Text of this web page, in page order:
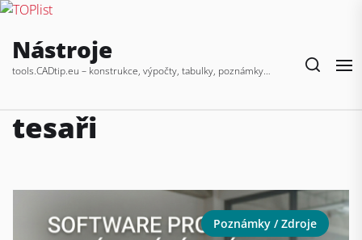
the
Nástroje
tools.CADtip.eu – konstrukce, výpočty, tabulky, poznámky…
tesaři
Poznámky / Zdroje